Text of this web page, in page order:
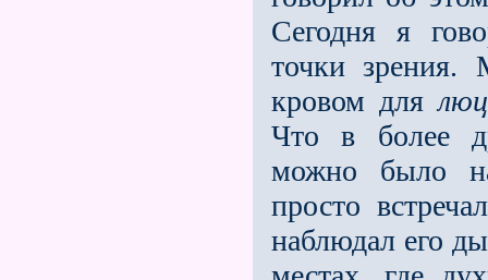
Сегодня я
точки зрения.
кровом для
Что в более
можно было
просто
наблюдал его